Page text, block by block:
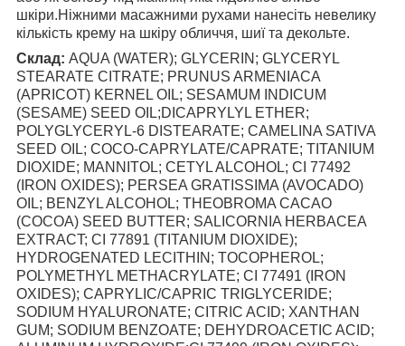
шкіри.Ніжними масажними рухами нанесіть невелику
кількість крему на шкіру обличчя, шиї та декольте.
Склад: AQUA (WATER); GLYCERIN; GLYCERYL
STEARATE CITRATE; PRUNUS ARMENIACA
(APRICOT) KERNEL OIL; SESAMUM INDICUM
(SESAME) SEED OIL;DICAPRYLYL ETHER;
POLYGLYCERYL-6 DISTEARATE; CAMELINA SATIVA
SEED OIL; COCO-CAPRYLATE/CAPRATE; TITANIUM
DIOXIDE; MANNITOL; CETYL ALCOHOL; CI 77492
(IRON OXIDES); PERSEA GRATISSIMA (AVOCADO)
OIL; BENZYL ALCOHOL; THEOBROMA CACAO
(COCOA) SEED BUTTER; SALICORNIA HERBACEA
EXTRACT; CI 77891 (TITANIUM DIOXIDE);
HYDROGENATED LECITHIN; TOCOPHEROL;
POLYMETHYL METHACRYLATE; CI 77491 (IRON
OXIDES); CAPRYLIC/CAPRIC TRIGLYCERIDE;
SODIUM HYALURONATE; CITRIC ACID; XANTHAN
GUM; SODIUM BENZOATE; DEHYDROACETIC ACID;